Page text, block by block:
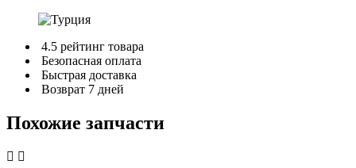
4.5 рейтинг товара
Безопасная оплата
Быстрая доставка
Возврат 7 дней
Похожие запчасти